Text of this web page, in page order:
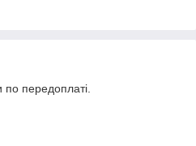
по передоплаті.